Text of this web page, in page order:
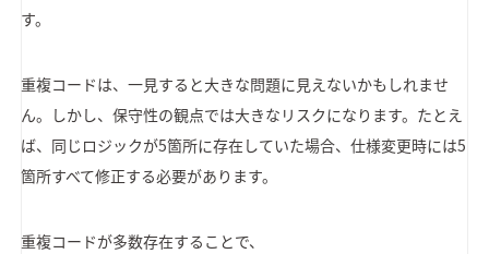
す。
重複コードは、一見すると大きな問題に見えないかもしれませ
ん。しかし、保守性の観点では大きなリスクになります。たとえ
ば、同じロジックが5箇所に存在していた場合、仕様変更時には5
箇所すべて修正する必要があります。
重複コードが多数存在することで、